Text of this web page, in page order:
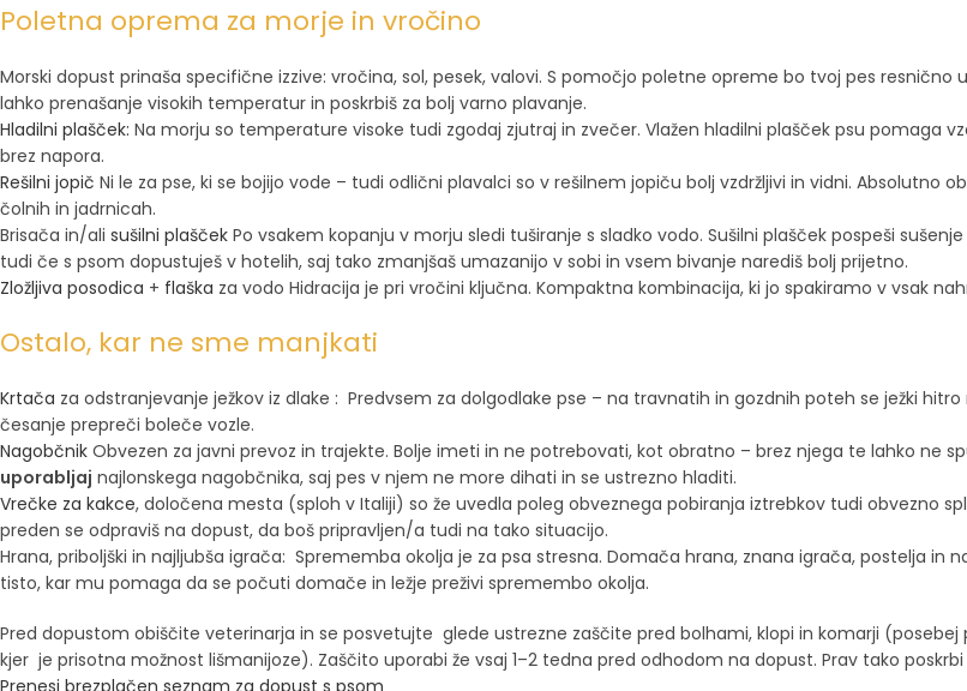
Poletna oprema za morje in vročino
Morski dopust prinaša specifične izzive: vročina, sol, pesek, valovi. S pomočjo poletne opreme bo tvoj pes resnično
lahko prenašanje visokih temperatur in poskrbiš za bolj varno plavanje.
Hladilni plašček: Na morju so temperature visoke tudi zgodaj zjutraj in zvečer. Vlažen hladilni plašček psu pomaga
brez napora.
Rešilni jopič Ni le za pse, ki se bojijo vode – tudi odlični plavalci so v rešilnem jopiču bolj vzdržljivi in vidni. Absolutno
čolnih in jadrnicah.
Brisača in/ali sušilni plašček Po vsakem kopanju v morju sledi tuširanje s sladko vodo. Sušilni plašček pospeši
tudi če s psom dopustuješ v hotelih, saj tako zmanjšaš umazanijo v sobi in vsem bivanje narediš bolj prijetno.
Zložljiva posodica + flaška za vodo Hidracija je pri vročini ključna. Kompaktna kombinacija, ki jo spakiramo v vsak
Ostalo, kar ne sme manjkati
Krtača za odstranjevanje ježkov iz dlake : Predvsem za dolgodlake pse – na travnatih in gozdnih poteh se ježki hitro
česanje prepreči boleče vozle.
Nagobčnik Obvezen za javni prevoz in trajekte. Bolje imeti in ne potrebovati, kot obratno – brez njega te lahko ne
uporabljaj najlonskega nagobčnika, saj pes v njem ne more dihati in se ustrezno hladiti.
Vrečke za kakce, določena mesta (sploh v Italiji) so že uvedla poleg obveznega pobiranja iztrebkov tudi obvezno
preden se odpraviš na dopust, da boš pripravljen/a tudi na tako situacijo.
Hrana, priboljški in najljubša igrača: Sprememba okolja je za psa stresna. Domača hrana, znana igrača, postelja in
tisto, kar mu pomaga da se počuti domače in ležje preživi spremembo okolja.
Pred dopustom obiščite veterinarja in se posvetujte glede ustrezne zaščite pred bolhami, klopi in komarji (posebej
kjer je prisotna možnost lišmanijoze). Zaščito uporabi že vsaj 1–2 tedna pred odhodom na dopust. Prav tako
Prenesi brezplačen seznam za dopust s psom